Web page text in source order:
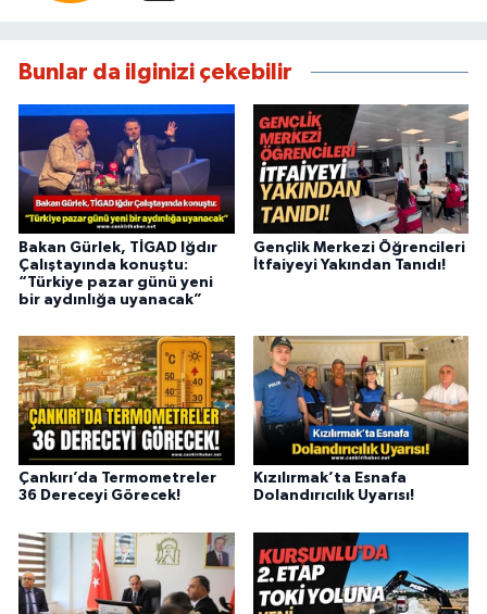
Bunlar da ilginizi çekebilir
Bakan Gürlek, TİGAD Iğdır
Çalıştayında konuştu:
“Türkiye pazar günü yeni
bir aydınlığa uyanacak”
Gençlik Merkezi Öğrencileri
İtfaiyeyi Yakından Tanıdı!
Çankırı’da Termometreler
36 Dereceyi Görecek!
Kızılırmak’ta Esnafa
Dolandırıcılık Uyarısı!